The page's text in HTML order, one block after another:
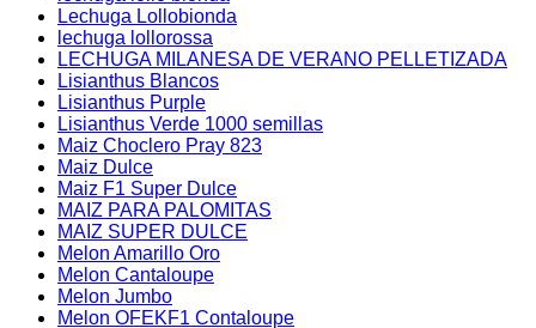
Lechuga Lollobionda
lechuga lollorossa
LECHUGA MILANESA DE VERANO PELLETIZADA
Lisianthus Blancos
Lisianthus Purple
Lisianthus Verde 1000 semillas
Maiz Choclero Pray 823
Maiz Dulce
Maiz F1 Super Dulce
MAIZ PARA PALOMITAS
MAIZ SUPER DULCE
Melon Amarillo Oro
Melon Cantaloupe
Melon Jumbo
Melon OFEKF1 Contaloupe